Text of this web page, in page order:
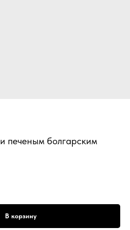
печеным болгарским
В корзину